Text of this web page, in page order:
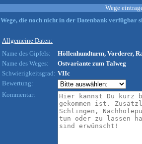
Wege
Wege, die noch nicht in der Datenbank verfügbar
Allgemeine Daten:
Name des Gipfels:
Höllenhundturm, Vorderer,
Name des Weges:
Ostvariante zum Talweg
Schwierigkeitsgrad: VIIc
Bewertung:
Kommentar: